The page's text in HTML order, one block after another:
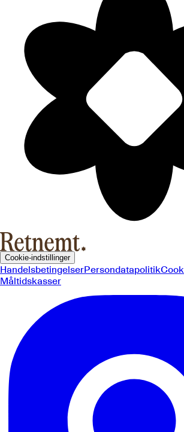
Cookie-indstillinger
HandelsbetingelserPersondatapolitik
Måltidskasser